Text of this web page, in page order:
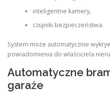
inteligentne kamery,
czujniki bezpieczeństwa.
System może automatycznie
powiadomienia do właściciela
Automatyczne
garaże